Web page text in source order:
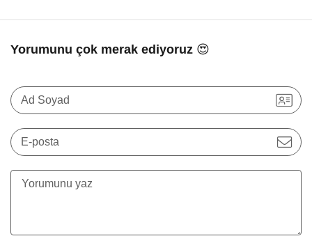
Yorumunu çok merak ediyoruz 😍
Ad Soyad
E-posta